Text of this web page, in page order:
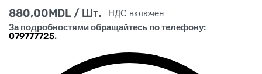
880,00MDL / Шт.
НДС включен
За подробностями обращайтесь по телефону:
079777725.